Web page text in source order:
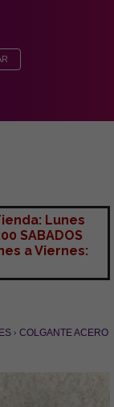
Lunes
SABADOS
a Viernes:
COLGANTE ACERO